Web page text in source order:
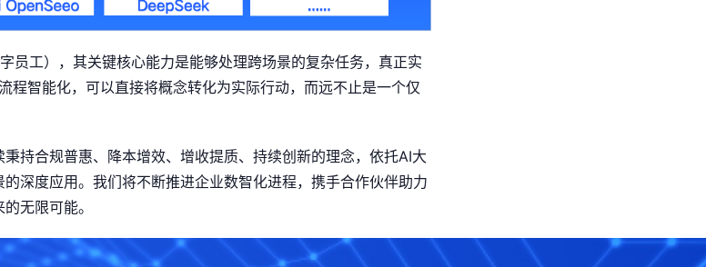
员工），其关键核心能力是能够处理跨场景的复杂任务，真正实
程智能化，可以直接将概念转化为实际行动，而远不止是一个仅
持合规普惠、降本增效、增收提质、持续创新的理念，依托AI大
深度应用。我们将不断推进企业数智化进程，携手合作伙伴助力
无限可能。